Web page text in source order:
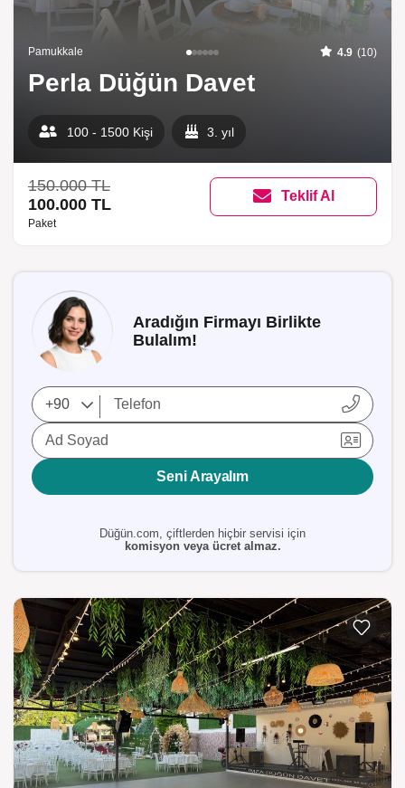
Pamukkale 4.9 (10)
Perla Düğün Davet
100 - 1500 Kişi 3. yıl
150.000 TL
100.000 TL
Paket
Teklif Al
Aradığın Firmayı Birlikte
Bulalım!
Ad Soyad
Seni Arayalım
Düğün.com, çiftlerden hiçbir servisi için
komisyon veya ücret almaz.